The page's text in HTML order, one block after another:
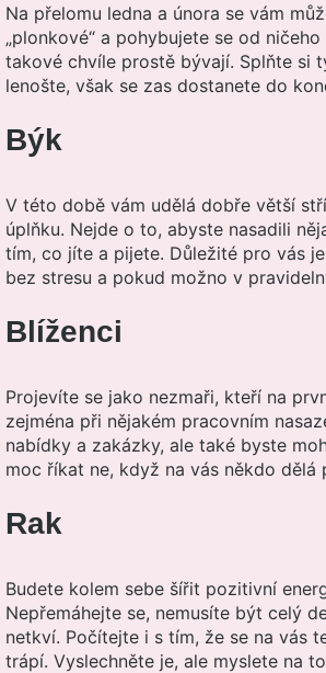
Na přelomu ledna a února se vám
„plonkové“ a pohybujete se od
takové chvíle prostě bývají. Splňte si
lenošte, však se zas dostanete do
Býk
V této době vám udělá dobře větší
úplňku. Nejde o to, abyste nasadili
tím, co jíte a pijete. Důležité pro vás
bez stresu a pokud možno v
Blíženci
Projevíte se jako nezmaři, kteří na
zejména při nějakém pracovním
nabídky a zakázky, ale také byste
moc říkat ne, když na vás někdo dělá
Rak
Budete kolem sebe šířit pozitivní
Nepřemáhejte se, nemusíte být celý
netkví. Počítejte i s tím, že se na vás
trápí. Vyslechněte je, ale myslete na